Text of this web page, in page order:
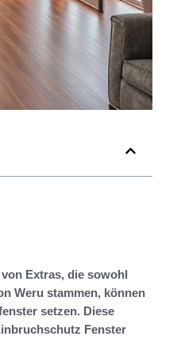
Extras, die sowohl
Weru stammen, können
setzen. Diese
Fenster